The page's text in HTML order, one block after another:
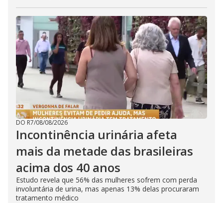
DO R7/08/08/2026
Incontinência urinária afeta
mais da metade das brasileiras
acima dos 40 anos
Estudo revela que 56% das mulheres sofrem com perda
involuntária de urina, mas apenas 13% delas procuraram
tratamento médico